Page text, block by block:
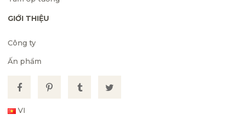
GIỚI THIỆU
Công ty
Ấn phẩm
VI